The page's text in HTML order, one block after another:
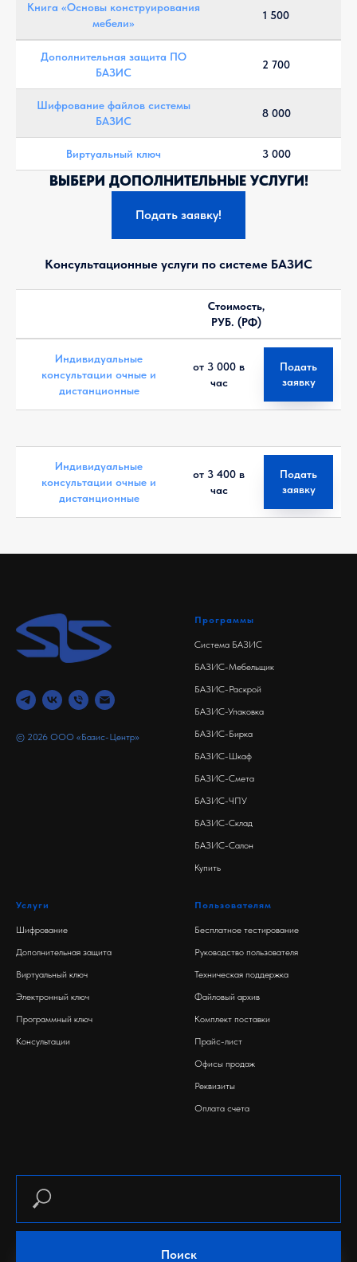
Книга «Основы конструирования
мебели»
1 500
Дополнительная защита ПО
БАЗИС
2 700
Шифрование файлов системы
БАЗИС
8 000
Виртуальный ключ 3 000
ВЫБЕРИ ДОПОЛНИТЕЛЬНЫЕ УСЛУГИ!
Подать заявку!
Консультационные услуги по системе БАЗИС
Стоимость,
РУБ. (РФ)
Индивидуальные
консультации очные и
дистанционные
от 3 000 в
час
Подать
заявку
Индивидуальные
консультации очные и
дистанционные
от 3 400 в
час
Подать
заявку
© 2026 ООО «Базис-Центр»
Программы
Система БАЗИС
БАЗИС-Мебельщик
БАЗИС-Раскрой
БАЗИС-Упаковка
БАЗИС-Бирка
БАЗИС-Шкаф
БАЗИС-Смета
БАЗИС-ЧПУ
БАЗИС-Склад
БАЗИС-Салон
Купить
Услуги
Шифрование
Дополнительная защита
Виртуальный ключ
Электронный ключ
Программный ключ
Консультации
Пользователям
Бесплатное тестирование
Руководство пользователя
Техническая поддержка
Файловый архив
Комплект поставки
Прайс-лист
Офисы продаж
Реквизиты
Оплата счета
Поиск